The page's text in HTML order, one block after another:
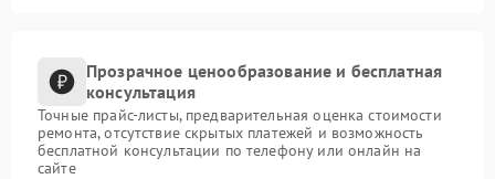
Прозрачное ценообразование и бесплатная
консультация
Точные прайс-листы, предварительная оценка стоимости
ремонта, отсутствие скрытых платежей и возможность
бесплатной консультации по телефону или онлайн на
сайте